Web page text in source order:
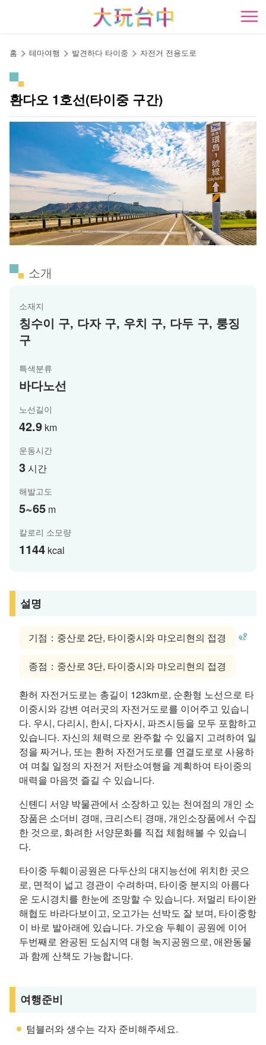
開
홈 테마여행 발견하다 타이중 자전거 전용도로
환다오 1호선(타이중 구간)
소개
소재지
칭수이 구, 다자 구, 우치 구, 다두 구, 룽징
구
특색분류
바다노선
노선길이
42.9 km
운동시간
3시간
해발고도
5~65 m
칼로리 소모량
1144 kcal
설명
기점：중산로 2단, 타이중시와 먀오리현의 접경
종점：중산로 3단, 타이중시와 먀오리현의 접경
환허 자전거도로는 총길이 123km로, 순환형 노선으로 타
이중시와 강변 여러곳의 자전거도로를 이어주고 있습니
다. 우시, 다리시, 한시, 다자시, 파즈시등을 모두 포함하고
있습니다. 자신의 체력으로 완주할 수 있을지 고려하여 일
정을 짜거나, 또는 환허 자전거도로를 연결도로로 사용하
여 며칠 일정의 자전거 저탄소여행을 계획하여 타이중의
매력을 마음껏 즐길 수 있습니다.
신톈디 서양 박물관에서 소장하고 있는 천여점의 개인 소
장품은 소더비 경매, 크리스티 경매, 개인소장품에서 수집
한 것으로, 화려한 서양문화를 직접 체험해볼 수 있습니
다.
타이중 두훼이공원은 다두산의 대지능선에 위치한 곳으
로, 면적이 넓고 경관이 수려하며, 타이중 분지의 아름다
운 도시경치를 한눈에 조망할 수 있습니다. 저멀리 타이완
해협도 바라다보이고, 오고가는 선박도 잘 보며, 타이중항
이 바로 발아래에 있습니다. 가오슝 두훼이 공원에 이어
두번째로 완공된 도심지역 대형 녹지공원으로, 애완동물
과 함께 산책도 가능합니다.
여행준비
텀블러와 생수는 각자 준비해주세요.